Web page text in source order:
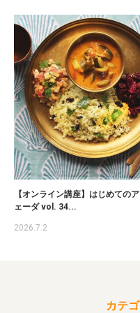
【オンライン講座】はじめての
ェーダ vol. 34...
2026.7.2
カテ